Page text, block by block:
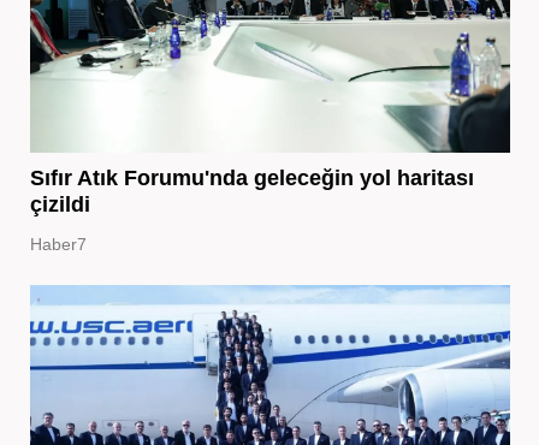
Sıfır Atık Forumu'nda geleceğin yol haritası
çizildi
Haber7